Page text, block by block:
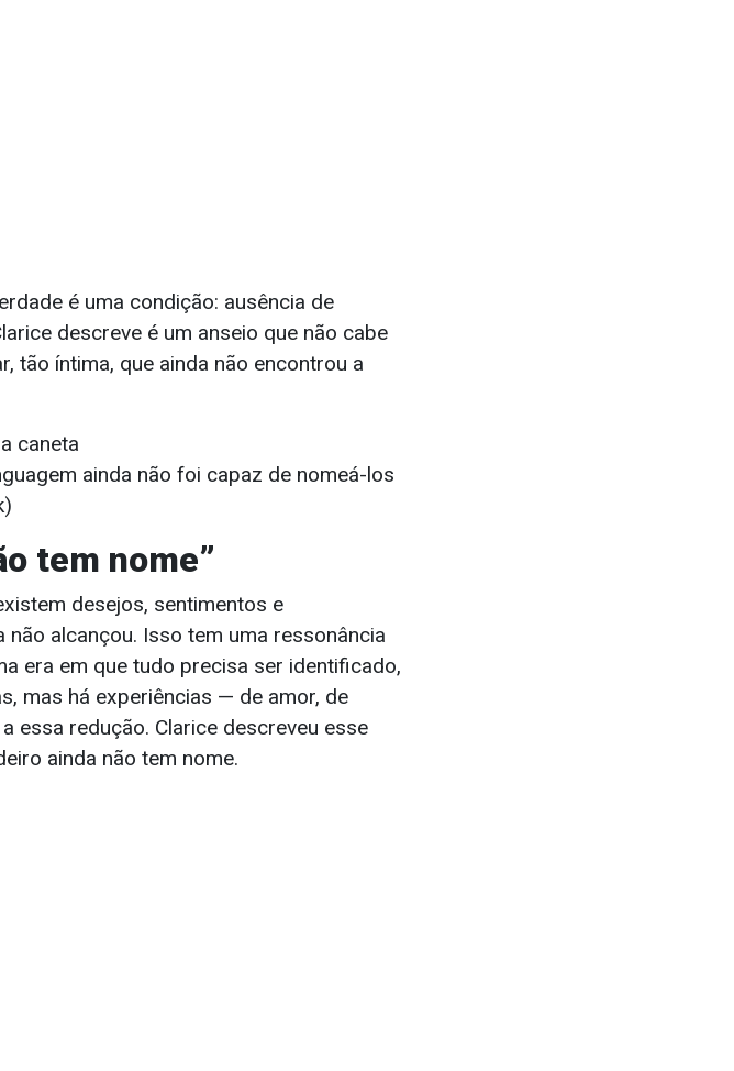
é uma condição: ausência de
descreve é um anseio que não cabe
tão íntima, que ainda não encontrou a
ainda não foi capaz de nomeá-los
tem nome”
desejos, sentimentos e
alcançou. Isso tem uma ressonância
era em que tudo precisa ser identificado,
mas há experiências — de amor, de
essa redução. Clarice descreveu esse
ainda não tem nome.